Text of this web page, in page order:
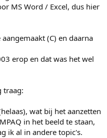
MS Word / Excel, dus hier
(C) en daarna
erop en dat was het wel
traag:
wat bij het aanzetten
in het beeld te staan,
ik al in andere topic's.